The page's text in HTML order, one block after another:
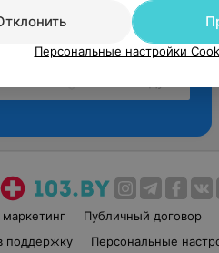
Публичный договор
поддержку Персональные
Персональные настройки